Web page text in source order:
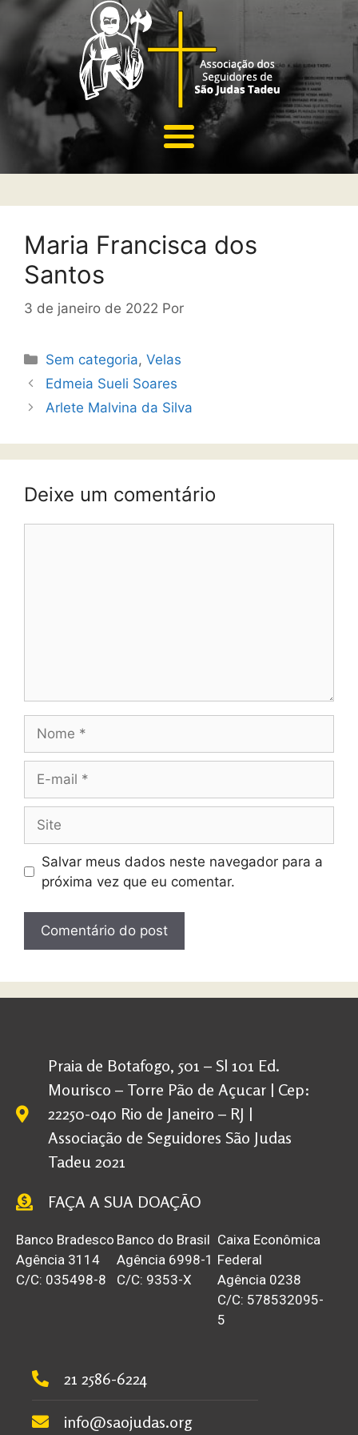
Maria Francisca dos
Santos
3 de janeiro de 2022 Por
Sem categoria,Velas
Edmeia Sueli Soares
Arlete Malvina da Silva
Deixe um comentário
Salvar meus dados neste navegador para a
próxima vez que eu comentar.
Praia de Botafogo, 501 – Sl 101 Ed.
Mourisco – Torre Pão de Açucar | Cep:
22250-040 Rio de Janeiro – RJ |
Associação de Seguidores São Judas
Tadeu 2021
FAÇA A SUA DOAÇÃO
Banco Bradesco
Agência 3114
C/C: 035498-8
Banco do Brasil
Agência 6998-1
C/C: 9353-X
Caixa Econômica
Federal
Agência 0238
C/C: 578532095-
5
21 2586-6224
info@saojudas.org